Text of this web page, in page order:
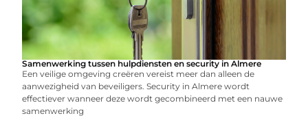
Samenwerking tussen hulpdiensten en security in Almere
Een veilige omgeving creëren vereist meer dan alleen de
aanwezigheid van beveiligers. Security in Almere wordt
effectiever wanneer deze wordt gecombineerd met een nauwe
samenwerking